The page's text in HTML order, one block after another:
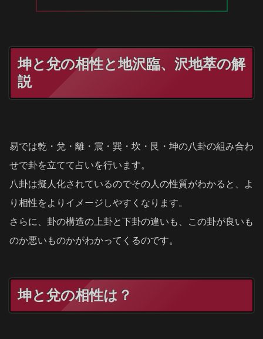
坤と兌の相性と地沢臨、沢地萃の解
説
易では乾・兌・離・震・巽・坎・艮・坤の八卦の組み合わ
せで卦を立てて占いを行います。
八卦は擬人化されているのでその人の性質がわかると、よ
り相性をよりイメージしやすくなります。
さらに、卦の構造の上卦と下卦の違いも、この卦が良いも
のか悪いものかがわかってくるのです。
坤と兌の相性は？